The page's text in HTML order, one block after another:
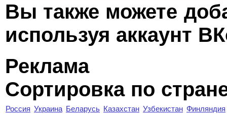
Вы также можете
используя аккаунт
Реклама
Сортировка по
Россия Украина Беларусь Казахстан Узбекистан Финляндия